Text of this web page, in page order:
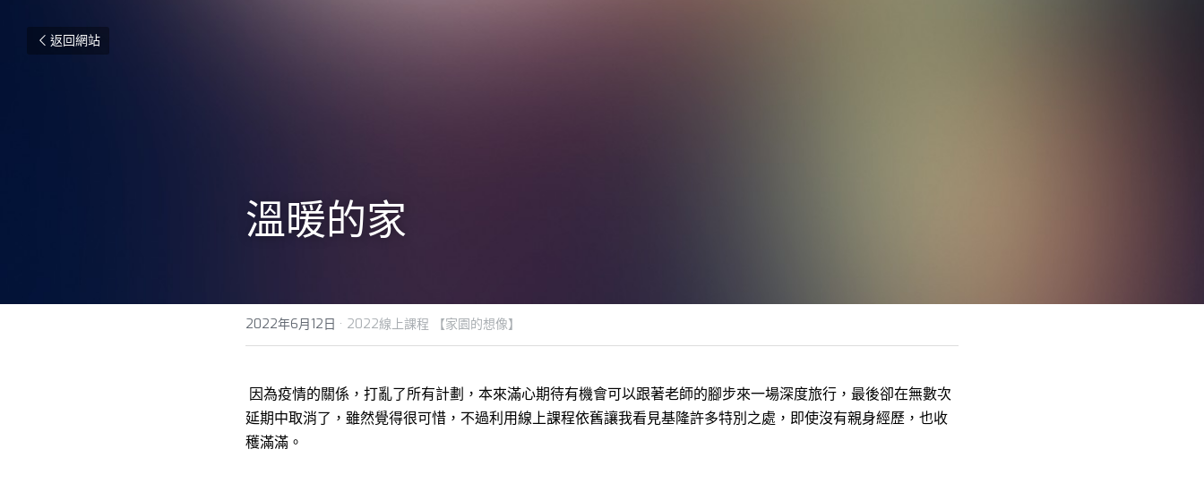
返回網站
溫暖的家
2022年6月12日 · 2022線上課程 【家園的想像】
因為疫情的關係，打亂了所有計劃，本來滿心期待有機會可以跟著老師的腳步來一場深度旅行，最後卻在無數次
延期中取消了，雖然覺得很可惜，不過利用線上課程依舊讓我看見基隆許多特別之處，即使沒有親身經歷，也收
穫滿滿。